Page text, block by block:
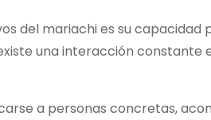
del mariachi es su
una interacción constante
a personas concretas,